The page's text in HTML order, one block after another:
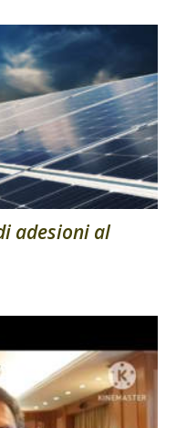
adesioni al